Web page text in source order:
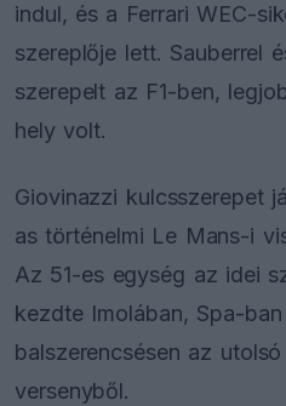
indul, és a Ferrari WEC-
szereplője lett. Sauberrel
szerepelt az F1-ben,
hely volt.
Giovinazzi kulcsszerepet
as történelmi Le Mans-i
Az 51-es egység az idei
kezdte Imolában, Spa-
balszerencsésen az
versenyből.